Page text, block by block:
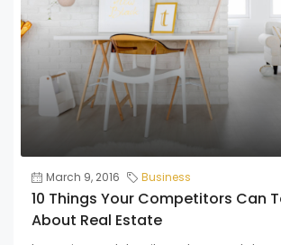
March 9, 2016 Business
10 Things Your Competitors Can
About Real Estate